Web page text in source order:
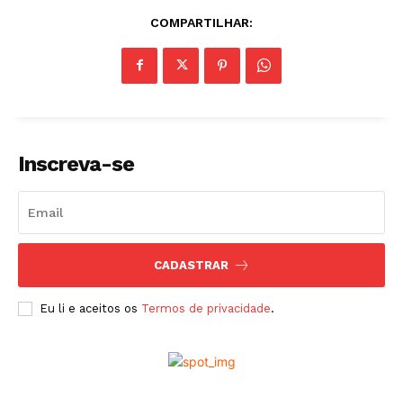
COMPARTILHAR:
Inscreva-se
CADASTRAR
Eu li e aceitos os Termos de privacidade.